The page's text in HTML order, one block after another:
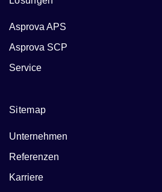
Asprova APS
Asprova SCP
Service
Sitemap
Unternehmen
Referenzen
Karriere